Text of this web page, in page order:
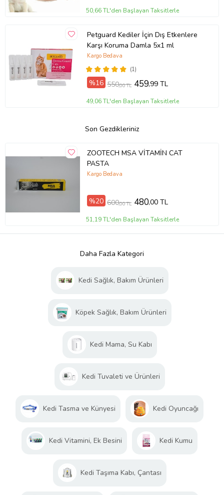
50,66 TL'den Başlayan Taksitlerle
Petguard Kediler İçin Dış Etkenlere
Karşı Koruma Damla 5x1 ml
(1)
Kargo Bedava
%16 550,00 TL 459,99 TL
49,06 TL'den Başlayan Taksitlerle
Son Gezdikleriniz
ZOOTECH MSA VİTAMİN CAT
PASTA
Kargo Bedava
%20 600,00 TL 480,00 TL
51,19 TL'den Başlayan Taksitlerle
Daha Fazla Kategori
Kedi Sağlık, Bakım Ürünleri
Köpek Sağlık, Bakım Ürünleri
Kedi Mama, Su Kabı
Kedi Tuvaleti ve Ürünleri
Kedi Tasma ve Künyesi Kedi Oyuncağı
Kedi Vitamini, Ek Besini Kedi Kumu
Kedi Taşıma Kabı, Çantası